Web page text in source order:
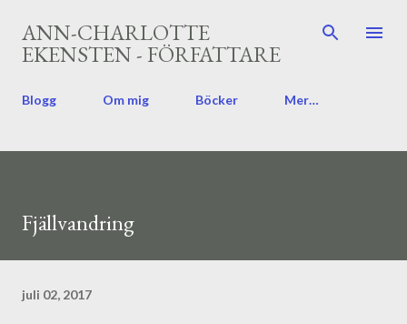
Fortsätt till huvudinnehåll
ANN-CHARLOTTE
EKENSTEN - FÖRFATTARE
Blogg Om mig Böcker Mer…
Fjällvandring
juli 02, 2017